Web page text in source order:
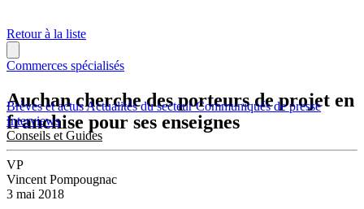
Brèves et actusActualités du secteurCommuniqués de presse
Interviews
Conseils et Guides
Retour à la liste
Commerces spécialisés
Auchan cherche des porteurs de projet en
franchise pour ses enseignes
VP
Vincent Pompougnac
3 mai 2018